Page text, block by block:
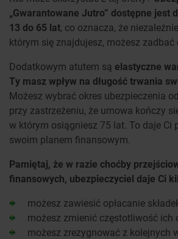
„Gwarantowane Jutro” dostępne jest
13 do 65 lat, co oznacza, że
którym się znajdujesz, możesz zadbać
Dodatkowym atutem są elastyczne
Ty masz wpływ na długość trwania
Możesz wybrać okres ubezpieczenia
przy zastrzeżeniu, że umowa kończy
w którym osiągniesz 75 lat. To daje Ci
swoim planem finansowym.
Pamiętaj, że w razie choćby
finansowych, ubezpieczyciel daje Ci
możesz zawiesić opłacanie
możesz zmienić częstotliwość ich
możesz zrezygnować z kolejnych